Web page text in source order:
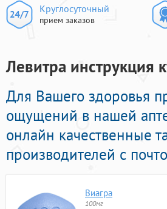
Круглосуточный
прием заказов
Левитра инструкция
Для Вашего здоровья
ощущений в нашей
онлайн качественные
производителей с
Виагра
100мг